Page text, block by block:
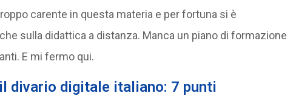
carente in questa materia e per fortuna si è
sulla didattica a distanza. Manca un piano di formazione
E mi fermo qui.
divario digitale italiano: 7 punti